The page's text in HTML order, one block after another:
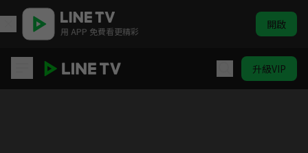
用 APP 免費看更精彩 開啟
升級VIP